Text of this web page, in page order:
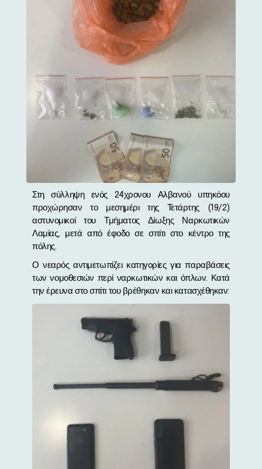
Στη σύλληψη ενός 24χρονου Αλβανού υπηκόου
προχώρησαν το μεσημέρι της Τετάρτης (19/2)
αστυνομικοί του Τμήματος Δίωξης Ναρκωτικών
Λαμίας, μετά από έφοδο σε σπίτι στο κέντρο της
πόλης.
Ο νεαρός αντιμετωπίζει κατηγορίες για παραβάσεις
των νομοθεσιών περί ναρκωτικών και όπλων. Κατά
την έρευνα στο σπίτι του βρέθηκαν και κατασχέθηκαν: